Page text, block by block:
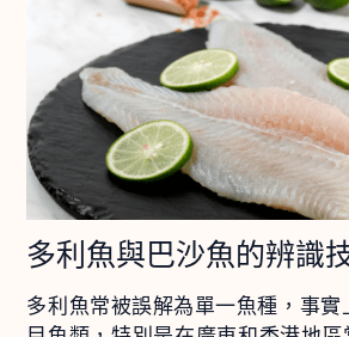
多利魚與巴沙魚的辨識
多利魚常被誤解為單一魚種，事